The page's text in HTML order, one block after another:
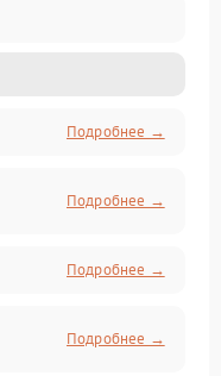
Подробнее →
Подробнее →
Подробнее →
Подробнее →